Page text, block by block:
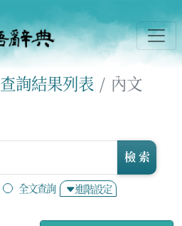
查詢結果列表 內文
全文查詢 進階設定
檢 索